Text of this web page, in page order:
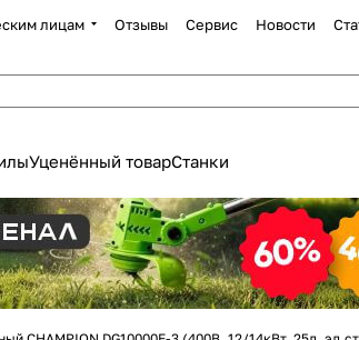
лицам Отзывы Сервис Новости
Уценённый товарСтанки